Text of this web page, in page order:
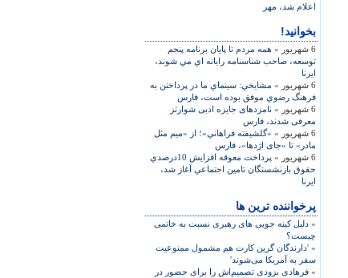
اعلام شد، مهر
بخوانید!
6 شهریور »
همه مردم تا پايان برنامه پنجم
توسعه، صاحب شناسنامه رايانه اي مي شوند،
ایرنا
6 شهریور »
مشايخي: سينماي ما در پرداختن به
فرهنگ رضوي موفق بوده است، فارس
6 شهریور »
نامزدهای جایزه ادبی شوارتز
معرفی شدند، فارس
6 شهریور »
«گلشيفته فراهاني»؛ از «ميم مثل
مادر» تا «جای اژدها»، فارس
6 شهریور »
پرداخت معوقه افزايش 10درصدي
حقوق بازنشستگان تامين اجتماعي آغاز شد،
ایرنا
پرخواننده ترین ها
» دلیل کینه جویی های رهبری نسبت به خاتمی
چیست؟
» 'دارندگان گرین کارت هم مشمول ممنوعیت
سفر به آمریکا می‌شوند'
» فرهادی بزودی تصمیم‌اش را برای حضور در